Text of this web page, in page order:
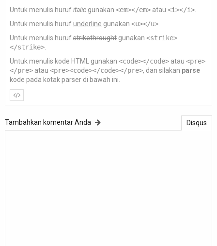
Untuk menulis hurufitalic gunakan <em></em> atau <i></i>
Untuk menulis hurufunderline gunakan <u></u>
Untuk menulis hurufstrikethrought gunakan <strike>
</strike>
Untuk menulis kode HTML gunakan <code></code> atau <pre>
</pre> atau <pre><code></code></pre>, dan silakan parse
kode pada kotak parser di bawah ini.
Disqus
Tambahkan komentar Anda